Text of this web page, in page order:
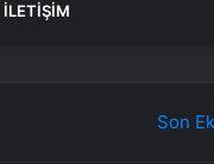
İLETIŞIM
Son